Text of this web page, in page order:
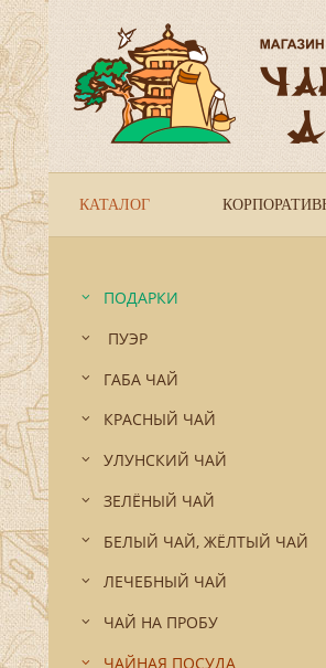
КАТАЛОГ
ПОДАРКИ
ПУЭР
ГАБА ЧАЙ
КРАСНЫЙ ЧАЙ
УЛУНСКИЙ ЧАЙ
ЗЕЛЁНЫЙ ЧАЙ
БЕЛЫЙ ЧАЙ, ЖЁЛТЫЙ ЧАЙ
ЛЕЧЕБНЫЙ ЧАЙ
ЧАЙ НА ПРОБУ
ЧАЙНАЯ ПОСУДА